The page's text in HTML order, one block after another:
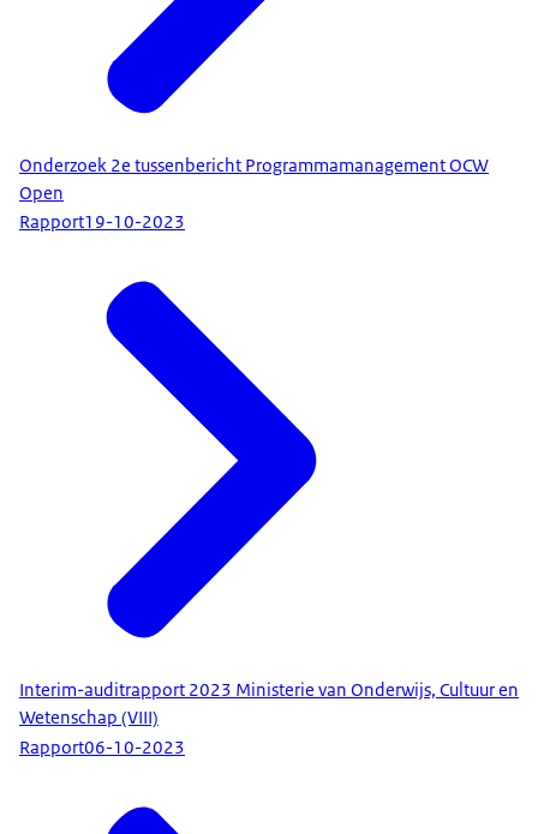
Onderzoek 2e tussenbericht Programmamanagement OCW
Open
Rapport19-10-2023
Interim-auditrapport 2023 Ministerie van Onderwijs, Cultuur en
Wetenschap (VIII)
Rapport06-10-2023